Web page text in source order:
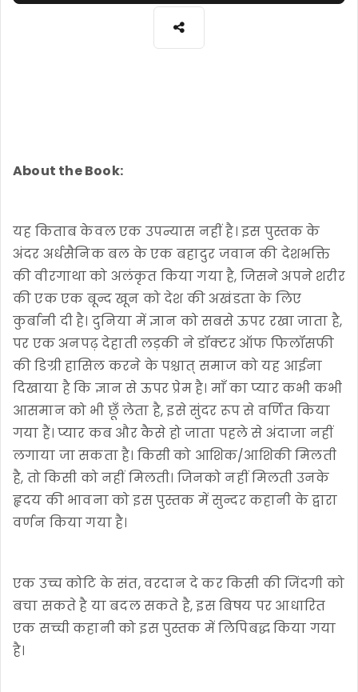
About the Book:
यह किताब केवल एक उपन्यास नहीं है। इस पुस्तक के
अंदर अर्धसैनिक बल के एक बहादुर जवान की देशभक्ति
की वीरगाथा को अलंकृत किया गया है, जिसने अपने शरीर
की एक एक बून्द खून को देश की अखंडता के लिए
कुर्बानी दी है। दुनिया में ज्ञान को सबसे ऊपर रखा जाता है,
पर एक अनपढ़ देहाती लड़की ने डॉक्टर ऑफ फिलॉसफी
की डिग्री हासिल करने के पश्चात् समाज को यह आईना
दिखाया है कि ज्ञान से ऊपर प्रेम है। माँ का प्यार कभी कभी
आसमान को भी छूँ लेता है, इसे सुंदर रूप से वर्णित किया
गया हैं। प्यार कब और कैसे हो जाता पहले से अंदाजा नहीं
लगाया जा सकता है। किसी को आशिक/आशिकी मिलती
है, तो किसी को नहीं मिलती। जिनको नहीं मिलती उनके
हृदय की भावना को इस पुस्तक में सुन्दर कहानी के द्वारा
वर्णन किया गया है।
एक उच्च कोटि के संत, वरदान दे कर किसी की जिंदगी को
बचा सकते है या बदल सकते है, इस बिषय पर आधारित
एक सच्ची कहानी को इस पुस्तक में लिपिबद्ध किया गया
है।